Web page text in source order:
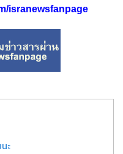
isranewsfanpage
ะ